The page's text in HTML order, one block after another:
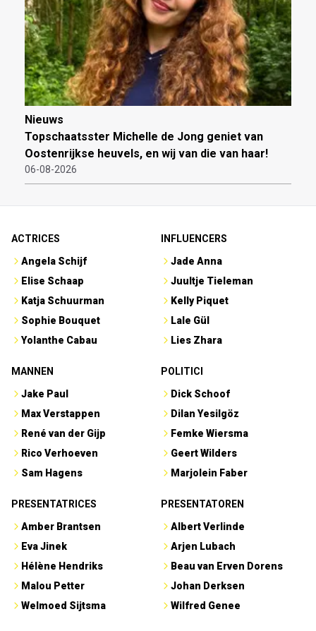
Nieuws
Topschaatsster Michelle de Jong geniet van
Oostenrijkse heuvels, en wij van die van haar!
06-08-2026
ACTRICES
Angela Schijf
Elise Schaap
Katja Schuurman
Sophie Bouquet
Yolanthe Cabau
INFLUENCERS
Jade Anna
Juultje Tieleman
Kelly Piquet
Lale Gül
Lies Zhara
MANNEN
Jake Paul
Max Verstappen
René van der Gijp
Rico Verhoeven
Sam Hagens
POLITICI
Dick Schoof
Dilan Yesilgöz
Femke Wiersma
Geert Wilders
Marjolein Faber
PRESENTATRICES
Amber Brantsen
Eva Jinek
Hélène Hendriks
Malou Petter
Welmoed Sijtsma
PRESENTATOREN
Albert Verlinde
Arjen Lubach
Beau van Erven Dorens
Johan Derksen
Wilfred Genee